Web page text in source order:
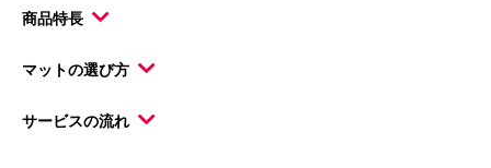
商品特長
マットの選び方
サービスの流れ